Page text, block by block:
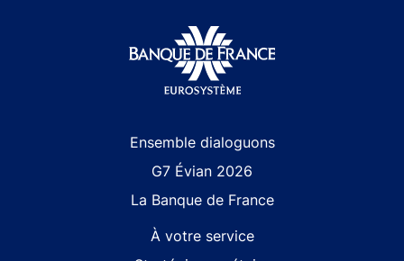
Ensemble dialoguons
G7 Évian 2026
La Banque de France
À votre service